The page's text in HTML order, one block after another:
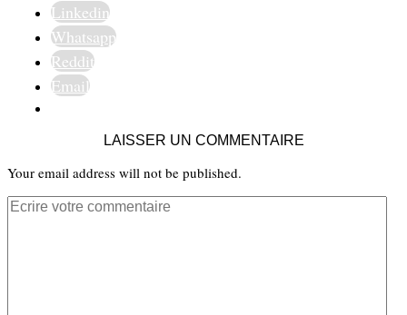
Linkedin
Whatsapp
Reddit
Email
LAISSER UN COMMENTAIRE
Your email address will not be published.